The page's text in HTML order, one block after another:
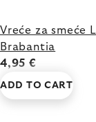
Vreće za smeće
Brabantia
4,95 €
ADD TO CART